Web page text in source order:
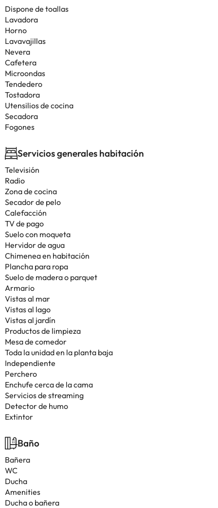
Dispone de toallas
Lavadora
Horno
Lavavajillas
Nevera
Cafetera
Microondas
Tendedero
Tostadora
Utensilios de cocina
Secadora
Fogones
Servicios generales habitación
Televisión
Radio
Zona de cocina
Secador de pelo
Calefacción
TV de pago
Suelo con moqueta
Hervidor de agua
Chimenea en habitación
Plancha para ropa
Suelo de madera o parquet
Armario
Vistas al mar
Vistas al lago
Vistas al jardín
Productos de limpieza
Mesa de comedor
Toda la unidad en la planta baja
Independiente
Perchero
Enchufe cerca de la cama
Servicios de streaming
Detector de humo
Extintor
Baño
Bañera
WC
Ducha
Amenities
Ducha o bañera